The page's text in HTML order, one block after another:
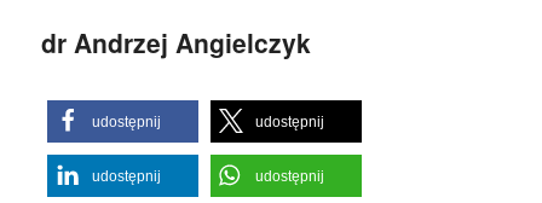
dr Andrzej Angielczyk
udostępnij udostępnij
udostępnij udostępnij